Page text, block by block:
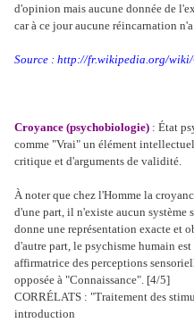
d'opinion mais aucune donnée de
car à ce jour aucune réincarnation
Source : http://fr.wikipedia.org/
Croyance (psychobiologie) : État
comme "Vrai" un élément
critique et d'arguments de validité.
À noter que chez l'Homme la
d'une part, il n'existe aucun
donne une représentation exacte et
d'autre part, le psychisme humain
affirmatrice des perceptions
opposée à "Connaissance". [4/5]
CORRÉLATS : "Traitement des
introduction